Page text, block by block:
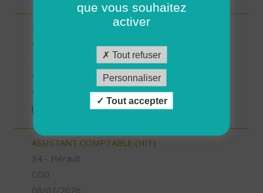
INTERVENANT.E A DOMICILE - CESSON-VERN-
CHANTEPIE (H/F)
ASSISTANT COMPTABLE (H/F)
34 - Hérault
CDD
08/07/2026
que vous souhaitez
activer
Tout refuser
Personnaliser
Tout accepter